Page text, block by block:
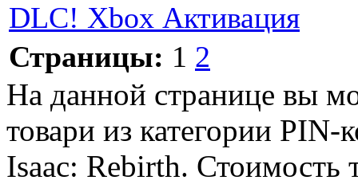
DLC! Xbox Активация
Страницы: 1 2
На данной странице вы
товари из категории
Isaac: Rebirth. Стоимость